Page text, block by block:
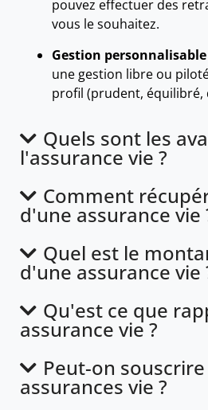
pouvez effectuer des
vous le souhaitez.
Gestion personnalisable
une gestion libre ou
profil (prudent, équilibré,
Quels sont les
l'assurance vie ?
Comment
d'une assurance vie
Quel est le
d'une assurance vie
Qu'est ce que
assurance vie ?
Peut-on
assurances vie ?